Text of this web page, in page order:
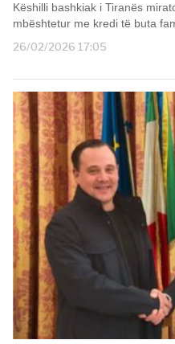
Këshilli bashkiak i Tiranës
mbështetur me kredi të buta
26/02/2026 17:05